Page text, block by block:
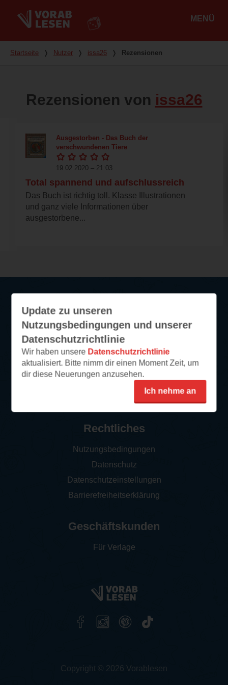
MENÜ
Du bist hier
Startseite ❭ Nutzer ❭ issa26 ❭ Rezensionen
Rezensionen von issa26
Ausgestorben - Das Buch der
verschwundenen Tiere
19.02.2020 – 21:03
Total spannend und aufschlussreich
Das Buch ist richtig toll. Klasse Illustrationen
und ganz viele Informationen über
ausgestorbene...
Update zu unseren
Nutzungsbedingungen und unserer
Datenschutzrichtlinie
Wir haben unsere Datenschutzrichtlinie
aktualisiert. Bitte nimm dir einen Moment Zeit, um
dir diese Neuerungen anzusehen.
Ich nehme an
Service
So funktioniert‘s
FAQ
Newsletter abonnieren
Kontakt/Support
Rechtliches
Nutzungsbedingungen
Datenschutz
Datenschutzeinstellungen
Barrierefreiheitserklärung
Geschäftskunden
Für Verlage
Copyright © 2026 Vorablesen